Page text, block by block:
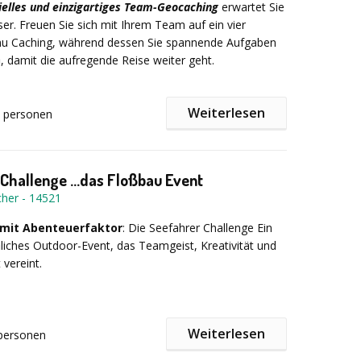
am See
am Lagerfeuer mit einem gemütlichen Ausklang
Snacks und Getränken.
Herausforderung.
inkl. MwSt.
und einzigartiges Team-Geocaching erwartet Sie
Freuen Sie sich mit Ihrem Team auf ein vier
Caching, während dessen Sie spannende Aufgaben
damit die aufregende Reise weiter geht.
Informationen:
(deutschlandweit möglich)´(
personen Weiterlesen
...das Floßbau Event
- 14521
Abenteuerfaktor: Die Seefahrer Challenge Ein
Outdoor-Event, das Teamgeist, Kreativität und
aus dem Alltag – rein ins gemeinsame Erlebnis.
Weiterlesen